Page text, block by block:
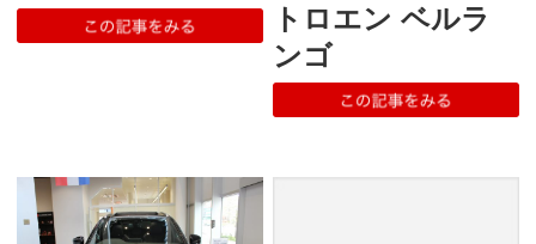
トロエン ベルラ
ンゴ